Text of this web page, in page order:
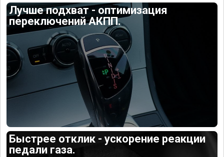
Лучше подхват - оптимизация
переключений АКПП.
Быстрее отклик - ускорение реакции
педали газа.